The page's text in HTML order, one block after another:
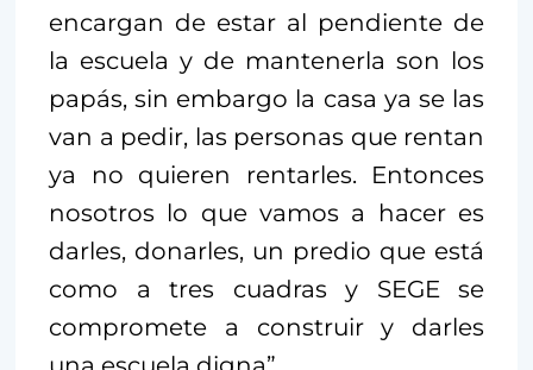
encargan de estar al pendiente de
la escuela y de mantenerla son los
papás, sin embargo la casa ya se las
van a pedir, las personas que rentan
ya no quieren rentarles. Entonces
nosotros lo que vamos a hacer es
darles, donarles, un predio que está
como a tres cuadras y SEGE se
compromete a construir y darles